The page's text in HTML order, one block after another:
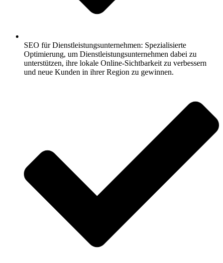
SEO für Dienstleistungsunternehmen: Spezialisierte
Optimierung, um Dienstleistungsunternehmen dabei zu
unterstützen, ihre lokale Online-Sichtbarkeit zu verbessern
und neue Kunden in ihrer Region zu gewinnen.